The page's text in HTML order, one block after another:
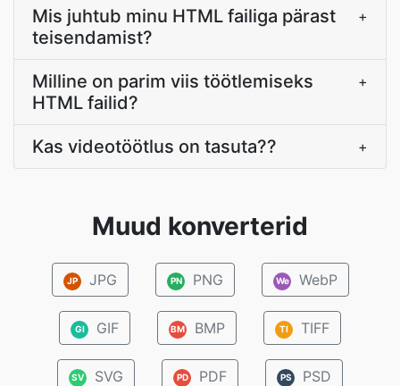
Mis juhtub minu HTML failiga pärast
teisendamist?
+
Milline on parim viis töötlemiseks
HTML failid?
+
Kas videotöötlus on tasuta?? +
Muud konverterid
JP JPG PN PNG We WebP
GI GIF BM BMP TI TIFF
SV SVG PD PDF PS PSD